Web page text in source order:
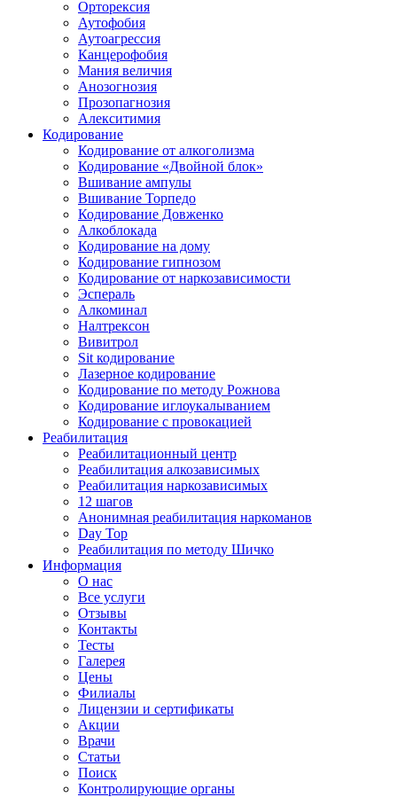
Орторексия
Аутофобия
Аутоагрессия
Канцерофобия
Мания величия
Анозогнозия
Прозопагнозия
Алекситимия
Кодирование
Кодирование от алкоголизма
Кодирование «Двойной блок»
Вшивание ампулы
Вшивание Торпедо
Кодирование Довженко
Алкоблокада
Кодирование на дому
Кодирование гипнозом
Кодирование от наркозависимости
Эспераль
Алкоминал
Налтрексон
Вивитрол
Sit кодирование
Лазерное кодирование
Кодирование по методу Рожнова
Кодирование иглоукалыванием
Кодирование с провокацией
Реабилитация
Реабилитационный центр
Реабилитация алкозависимых
Реабилитация наркозависимых
12 шагов
Анонимная реабилитация наркоманов
Day Top
Реабилитация по методу Шичко
Информация
О нас
Все услуги
Отзывы
Контакты
Тесты
Галерея
Цены
Филиалы
Лицензии и сертификаты
Акции
Врачи
Статьи
Поиск
Контролирующие органы